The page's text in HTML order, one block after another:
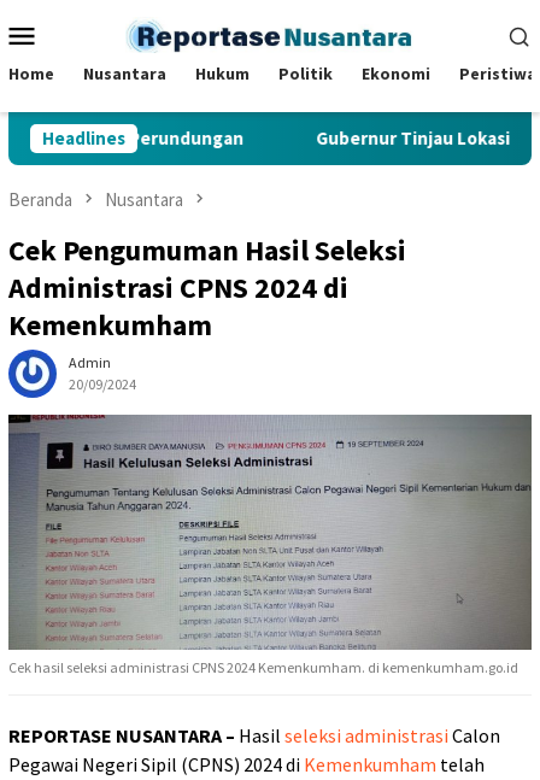
ke
Mobile
Home Nusantara Hukum Politik Ekonomi Peristiwa
Headlines
dan Perundungan Gubernur Tinjau Lokasi
Beranda Nusantara
Cek Pengumuman Hasil Seleksi
Administrasi CPNS 2024 di
Kemenkumham
Admin
20/09/2024
Cek hasil seleksi administrasi CPNS 2024 Kemenkumham. di kemenkumham.go.id
REPORTASE NUSANTARA – Hasil seleksi administrasi Calon
Pegawai Negeri Sipil (CPNS) 2024 di Kemenkumham telah